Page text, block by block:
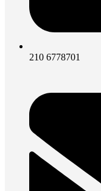
210 6778701